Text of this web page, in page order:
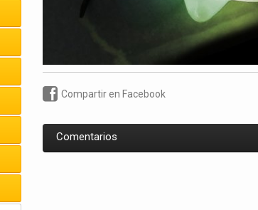
Compartir en Facebook
Comentarios